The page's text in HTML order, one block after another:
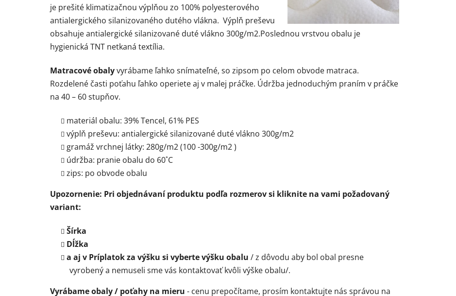
je prešité klimatizačnou výplňou zo 100% polyesterového
antialergického silanizovaného dutého vlákna. Výplň preševu
obsahuje antialergické silanizované duté vlákno 300g/m2.Poslednou vrstvou obalu je
hygienická TNT netkaná textília.
Matracové obalyvyrábame ľahko snímateľné, so zipsom po celom obvode matraca.
Rozdelené časti poťahu ľahko operiete aj v malej práčke. Údržba jednoduchým praním v práčke
na 40 – 60 stupňov.
materiál obalu: 39% Tencel, 61% PES
výplň preševu: antialergické silanizované duté vlákno 300g/m2
gramáž vrchnej látky: 280g/m2 (100 -300g/m2 )
údržba: pranie obalu do 60˚C
zips: po obvode obalu
Upozornenie: Pri objednávaní produktu podľa rozmerov si kliknite na vami požadovaný
variant:
Šírka
Dĺžka
a aj v Príplatok za výšku si vyberte výšku obalu / z dôvodu aby bol obal presne
vyrobený a nemuseli sme vás kontaktovať kvôli výške obalu/.
Vyrábame obaly / poťahy na mieru - cenu prepočítame, prosím kontaktujte nás správou na